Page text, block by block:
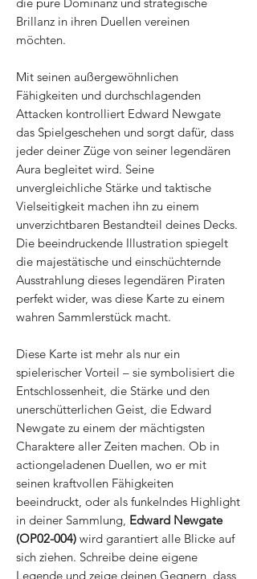
Brillanz in ihren Duellen vereinen
möchten.
Mit seinen außergewöhnlichen
Fähigkeiten und durchschlagenden
Attacken kontrolliert Edward Newgate
das Spielgeschehen und sorgt dafür, dass
jeder deiner Züge von seiner legendären
Aura begleitet wird. Seine
unvergleichliche Stärke und taktische
Vielseitigkeit machen ihn zu einem
unverzichtbaren Bestandteil deines Decks.
Die beeindruckende Illustration spiegelt
die majestätische und einschüchternde
Ausstrahlung dieses legendären Piraten
perfekt wider, was diese Karte zu einem
wahren Sammlerstück macht.
Diese Karte ist mehr als nur ein
spielerischer Vorteil – sie symbolisiert die
Entschlossenheit, die Stärke und den
unerschütterlichen Geist, die Edward
Newgate zu einem der mächtigsten
Charaktere aller Zeiten machen. Ob in
actiongeladenen Duellen, wo er mit
seinen kraftvollen Fähigkeiten
beeindruckt, oder als funkelndes Highlight
in deiner Sammlung, Edward Newgate
(OP02-004) wird garantiert alle Blicke auf
sich ziehen. Schreibe deine eigene
Legende und zeige deinen Gegnern, dass